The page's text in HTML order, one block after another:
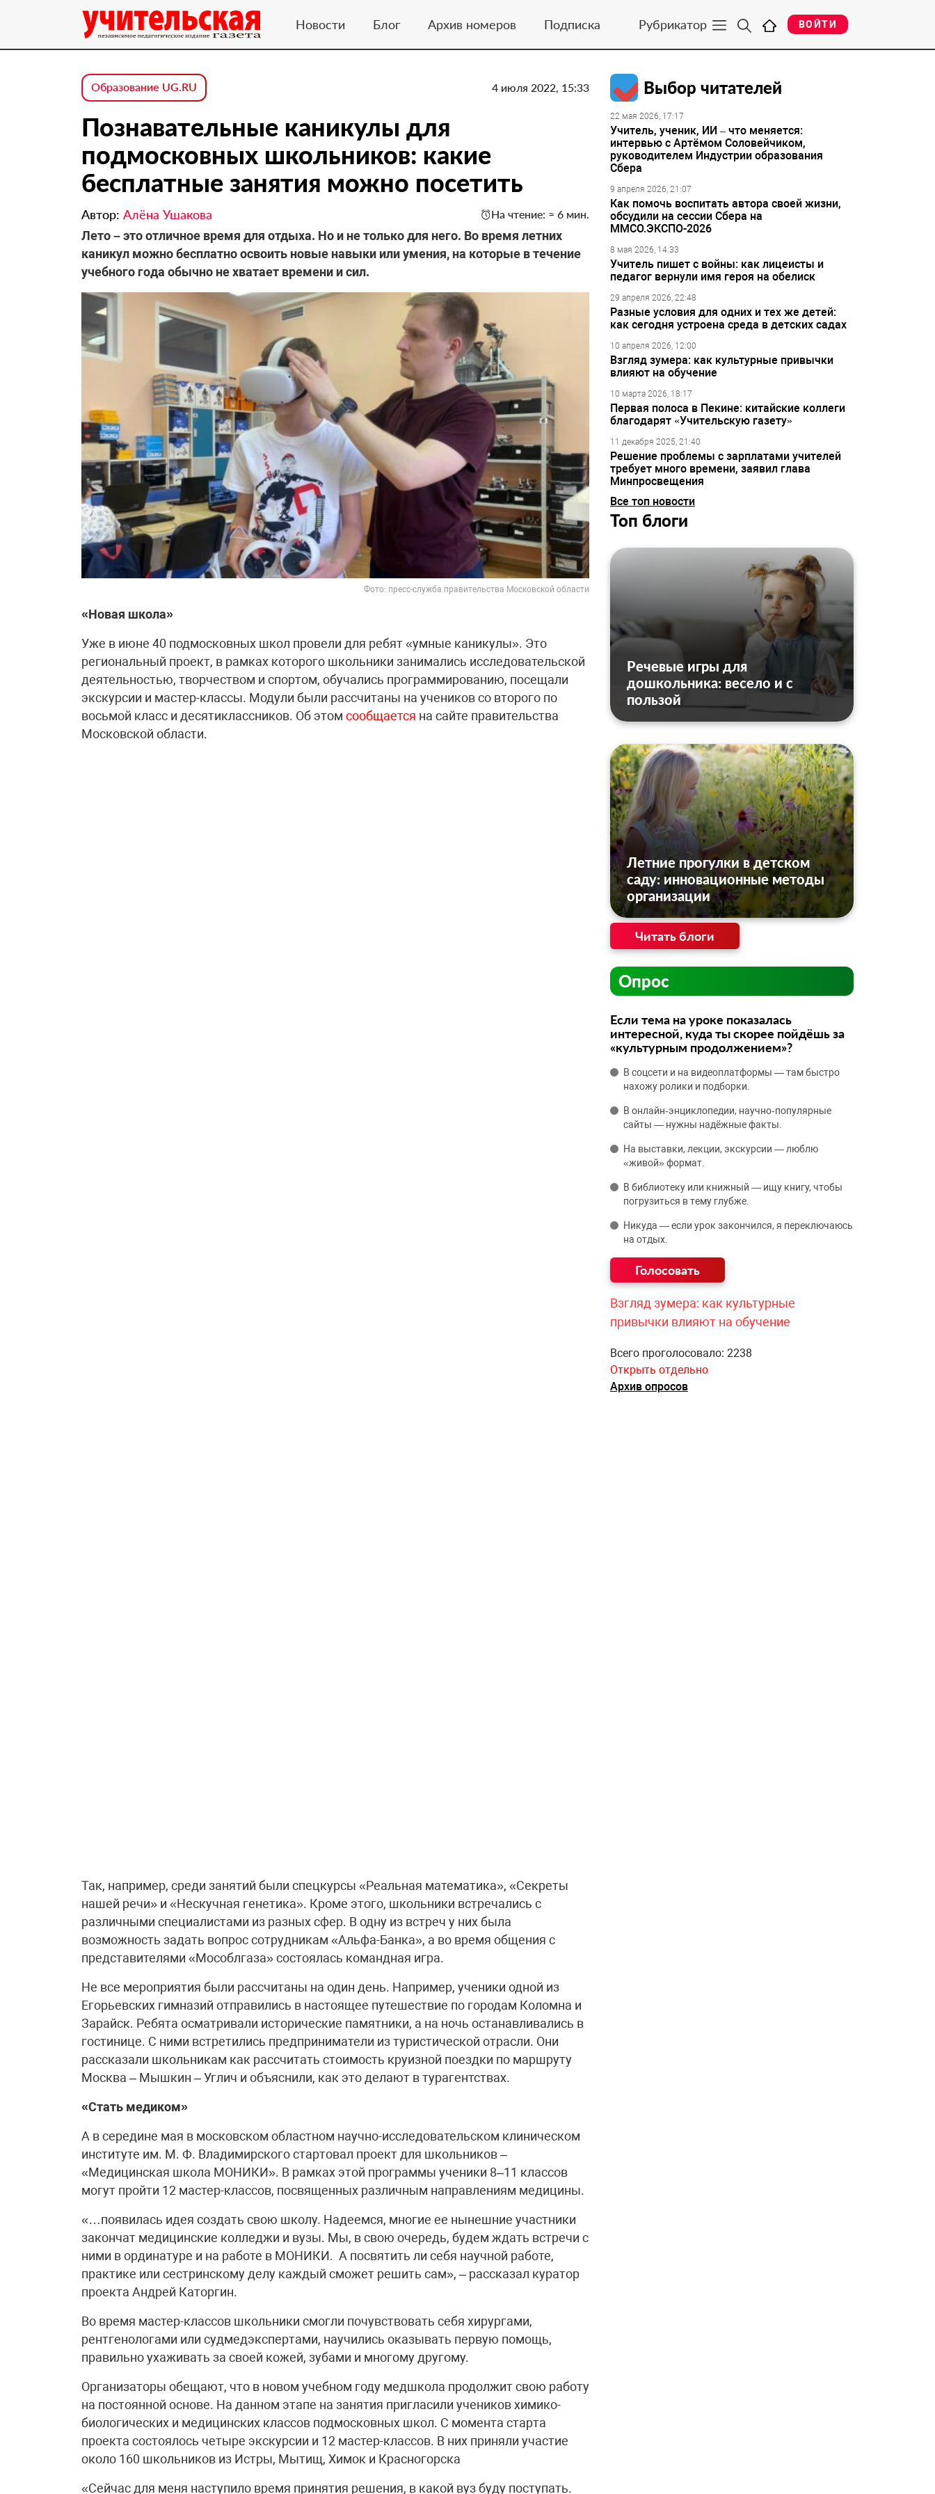
Новости Блог Архив номеров Подписка Рубрикатор ВОЙТИ
Образование UG.RU 4 июля 2022, 15:33
Познавательные каникулы для
подмосковных школьников: какие
бесплатные занятия можно посетить
Автор: Алёна Ушакова На чтение: ≈ 6 мин.
Лето – это отличное время для отдыха. Но и не только для него. Во время летних
каникул можно бесплатно освоить новые навыки или умения, на которые в течение
учебного года обычно не хватает времени и сил.
Фото: пресс-служба правительства Московской области
«Новая школа»
Уже в июне 40 подмосковных школ провели для ребят «умные каникулы». Это
региональный проект, в рамках которого школьники занимались исследовательской
деятельностью, творчеством и спортом, обучались программированию, посещали
экскурсии и мастер-классы. Модули были рассчитаны на учеников со второго по
восьмой класс и десятиклассников. Об этом сообщается на сайте правительства
Московской области.
Так, например, среди занятий были спецкурсы «Реальная математика», «Секреты
нашей речи» и «Нескучная генетика». Кроме этого, школьники встречались с
различными специалистами из разных сфер. В одну из встреч у них была
возможность задать вопрос сотрудникам «Альфа-Банка», а во время общения с
представителями «Мособлгаза» состоялась командная игра.
Не все мероприятия были рассчитаны на один день. Например, ученики одной из
Егорьевских гимназий отправились в настоящее путешествие по городам Коломна и
Зарайск. Ребята осматривали исторические памятники, а на ночь останавливались в
гостинице. С ними встретились предприниматели из туристической отрасли. Они
рассказали школьникам как рассчитать стоимость круизной поездки по маршруту
Москва – Мышкин – Углич и объяснили, как это делают в турагентствах.
«Стать медиком»
А в середине мая в московском областном научно-исследовательском клиническом
институте им. М. Ф. Владимирского стартовал проект для школьников –
«Медицинская школа МОНИКИ». В рамках этой программы ученики 8–11 классов
могут пройти 12 мастер-классов, посвященных различным направлениям медицины.
«…появилась идея создать свою школу. Надеемся, многие ее нынешние участники
закончат медицинские колледжи и вузы. Мы, в свою очередь, будем ждать встречи с
ними в ординатуре и на работе в МОНИКИ. А посвятить ли себя научной работе,
практике или сестринскому делу каждый сможет решить сам», – рассказал куратор
проекта Андрей Каторгин.
Во время мастер-классов школьники смогли почувствовать себя хирургами,
рентгенологами или судмедэкспертами, научились оказывать первую помощь,
правильно ухаживать за своей кожей, зубами и многому другому.
Организаторы обещают, что в новом учебном году медшкола продолжит свою работу
на постоянной основе. На данном этапе на занятия пригласили учеников химико-
биологических и медицинских классов подмосковных школ. С момента старта
проекта состоялось четыре экскурсии и 12 мастер-классов. В них приняли участие
около 160 школьников из Истры, Мытищ, Химок и Красногорска
«Сейчас для меня наступило время принятия решения, в какой вуз буду поступать.
Выбор читателей
22 мая 2026, 17:17
Учитель, ученик, ИИ – что меняется:
интервью с Артёмом Соловейчиком,
руководителем Индустрии образования
Сбера
9 апреля 2026, 21:07
Как помочь воспитать автора своей жизни,
обсудили на сессии Сбера на
ММСО.ЭКСПО-2026
8 мая 2026, 14:33
Учитель пишет с войны: как лицеисты и
педагог вернули имя героя на обелиск
29 апреля 2026, 22:48
Разные условия для одних и тех же детей:
как сегодня устроена среда в детских садах
10 апреля 2026, 12:00
Взгляд зумера: как культурные привычки
влияют на обучение
10 марта 2026, 18:17
Первая полоса в Пекине: китайские коллеги
благодарят «Учительскую газету»
11 декабря 2025, 21:40
Решение проблемы с зарплатами учителей
требует много времени, заявил глава
Минпросвещения
Все топ новости
Топ блоги
Речевые игры для
дошкольника: весело и с
пользой
Летние прогулки в детском
саду: инновационные методы
организации
Читать блоги
Опрос
Если тема на уроке показалась
интересной, куда ты скорее пойдёшь за
«культурным продолжением»?
В соцсети и на видеоплатформы — там быстро
нахожу ролики и подборки.
В онлайн‑энциклопедии, научно‑популярные
сайты — нужны надёжные факты.
На выставки, лекции, экскурсии — люблю
«живой» формат.
В библиотеку или книжный — ищу книгу, чтобы
погрузиться в тему глубже.
Никуда — если урок закончился, я переключаюсь
на отдых.
Взгляд зумера: как культурные
привычки влияют на обучение
Всего проголосовало: 2238
Открыть отдельно
Архив опросов